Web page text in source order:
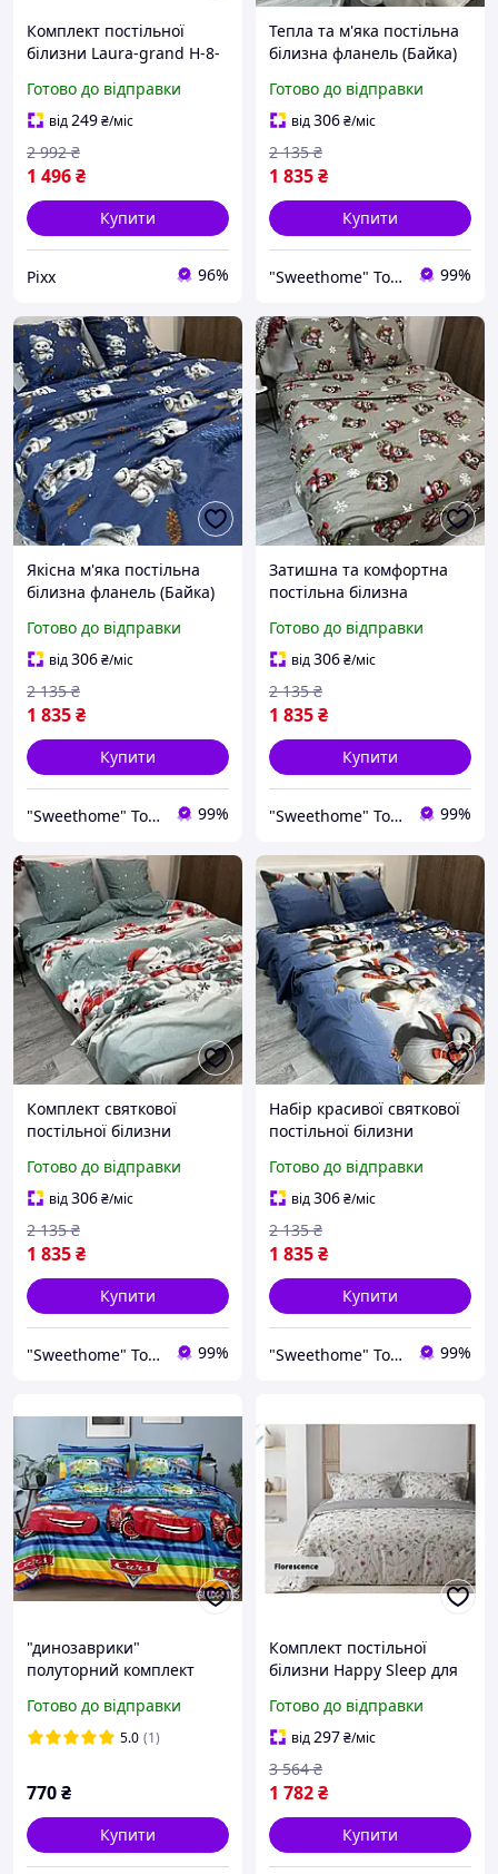
Комплект постільної
білизни Laura-grand Н-8-
малюнком підодіяльник
200×230 см простирадло
230×250 см
Готово до відправки
від249₴/міс
1 496₴
2 992 ₴
Купити
Pixx 96%
Тепла та м'яка постільна
білизна фланель (Байка)
розмір сірого кольору з
малюнком
Готово до відправки
від306₴/міс
1 835₴
2 135 ₴
Купити
"Sweethome" Товари для дому 99%
Якісна м'яка постільна
білизна фланель (Байка)
розмір синього кольору з
малюнком
Готово до відправки
від306₴/міс
1 835₴
2 135 ₴
Купити
"Sweethome" Товари для дому 99%
Затишна та комфортна
постільна білизна
новорічна євро розмір
кольору хакі з малюнком
Готово до відправки
від306₴/міс
1 835₴
2 135 ₴
Купити
"Sweethome" Товари для дому 99%
Комплект святкової
постільної білизни
новорічна євро розмір
сірого кольору з
малюнком
Готово до відправки
від306₴/міс
1 835₴
2 135 ₴
Купити
"Sweethome" Товари для дому 99%
Набір красивої святкової
постільної білизни
новорічна євро розмір
синього кольору з
малюнком
Готово до відправки
від306₴/міс
1 835₴
2 135 ₴
Купити
"Sweethome" Товари для дому 99%
"динозаврики"
полуторний комплект
150/220 з дитячим
малюнком, тканина сатин
Готово до відправки
5.0 (1)
770₴
Купити
Комплект постільної
білизни Happy Sleep для
малюнком квітів для
комфортного сну
Готово до відправки
від297₴/міс
1 782₴
3 564 ₴
Купити